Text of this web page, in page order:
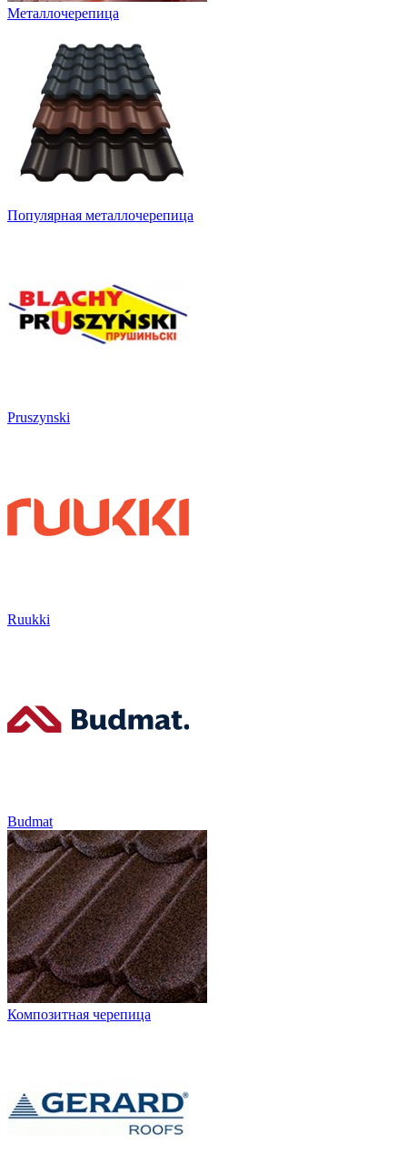
Металлочерепица
Популярная металлочерепица
Pruszynski
Ruukki
Budmat
Композитная черепица